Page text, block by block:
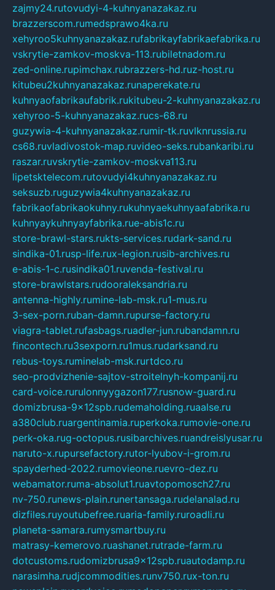
zajmy24.rutovudyi-4-kuhnyanazakaz.ru
brazzerscom.rumedsprawo4ka.ru
xehyroo5kuhnyanazakaz.rufabrikayfabrikaefabrika.ru
vskrytie-zamkov-moskva-113.rubiletnadom.ru
zed-online.rupimchax.rubrazzers-hd.ruz-host.ru
kitubeu2kuhnyanazakaz.runaperekate.ru
kuhnyaofabrikaufabrik.rukitubeu-2-kuhnyanazakaz.ru
xehyroo-5-kuhnyanazakaz.rucs-68.ru
guzywia-4-kuhnyanazakaz.rumir-tk.ruvlknrussia.ru
cs68.ruvladivostok-map.ruvideo-seks.rubankaribi.ru
raszar.ruvskrytie-zamkov-moskva113.ru
lipetsktelecom.rutovudyi4kuhnyanazakaz.ru
seksuzb.ruguzywia4kuhnyanazakaz.ru
fabrikaofabrikaokuhny.rukuhnyaekuhnyaafabrika.ru
kuhnyaykuhnyayfabrika.rue-abis1c.ru
store-brawl-stars.rukts-services.rudark-sand.ru
sindika-01.rusp-life.rux-legion.rusib-archives.ru
e-abis-1-c.rusindika01.ruvenda-festival.ru
store-brawlstars.rudooraleksandria.ru
antenna-highly.rumine-lab-msk.ru1-mus.ru
3-sex-porn.ruban-damn.rupurse-factory.ru
viagra-tablet.rufasbags.ruadler-jun.rubandamn.ru
fincontech.ru3sexporn.ru1mus.rudarksand.ru
rebus-toys.ruminelab-msk.rurtdco.ru
seo-prodvizhenie-sajtov-stroitelnyh-kompanij.ru
card-voice.rurulonnyygazon177.rusnow-guard.ru
domizbrusa-9x12spb.rudemaholding.ruaalse.ru
a380club.ruargentinamia.ruperkoka.rumovie-one.ru
perk-oka.rug-octopus.rusibarchives.ruandreislyusar.ru
naruto-x.rupursefactory.rutor-lyubov-i-grom.ru
spayderhed-2022.rumovieone.ruevro-dez.ru
webamator.ruma-absolut1.ruavtopomosch27.ru
nv-750.runews-plain.runertansaga.rudelanalad.ru
dizfiles.ruyoutubefree.ruaria-family.ruroadli.ru
planeta-samara.rumysmartbuy.ru
matrasy-kemerovo.ruashanet.rutrade-farm.ru
dotcustoms.rudomizbrusa9x12spb.ruautodamp.ru
narasimha.rudjcommodities.runv750.rux-ton.ru